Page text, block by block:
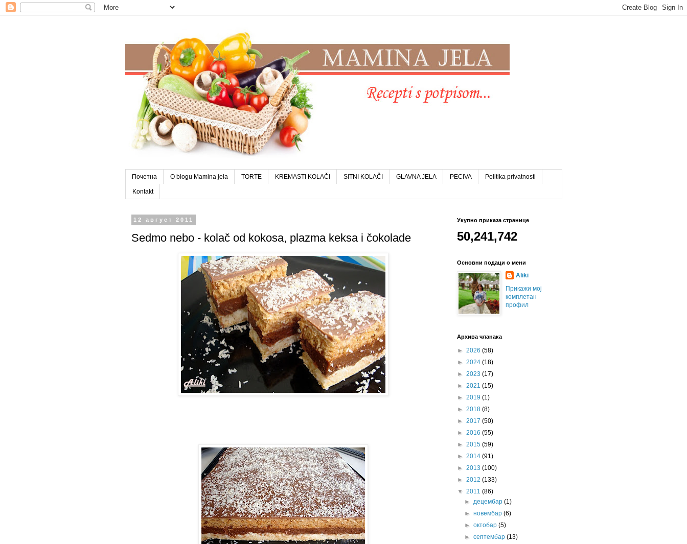
Почетна O blogu Mamina jela TORTE KREMASTI KOLAČI SITNI KOLAČI GLAVNA JELA PECIVA Politika privatnosti
Kontakt
12 август 2011
Sedmo nebo - kolač od kokosa, plazma keksa i čokolade
Укупно приказа странице
50,241,742
Основни подаци о мени
Aliki
Прикажи мој
комплетан
профил
Архива чланака
► 2026 (58)
► 2024 (18)
► 2023 (17)
► 2021 (15)
► 2019 (1)
► 2018 (8)
► 2017 (50)
► 2016 (55)
► 2015 (59)
► 2014 (91)
► 2013 (100)
► 2012 (133)
▼ 2011 (86)
► децембар (1)
► новембар (6)
► октобар (5)
► септембар (13)